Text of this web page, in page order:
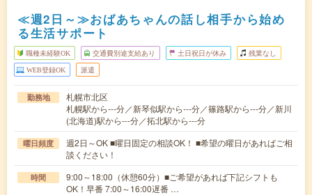
≪週2日～≫おばあちゃんの話し相手から始め
る生活サポート
職種未経験OK 交通費別途支給あり 土日祝日が休み 残業なし
WEB登録OK 派遣
勤務地
札幌市北区
札幌駅から---分／新琴似駅から---分／篠路駅から---分／新川
(北海道)駅から---分／拓北駅から---分
曜日頻度
週2日～OK ■曜日固定の相談OK！ ■希望の曜日があればご相
談ください！
時間
9:00～18:00（休憩60分）■ご希望があれば下記シフトも
OK！早番 7:00～16:00遅番 …